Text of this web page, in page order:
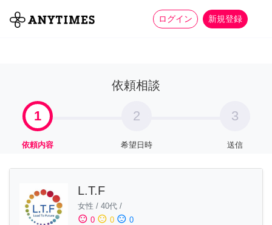
ログイン 新規登録
全て 家事 more_horiz
依頼相談
1
依頼内容
2
希望日時
3
送信
L.T.F
女性 / 40代 /
sentiment_satisfied 0 sentiment_neutral 0 sentiment_dissatisfied 0